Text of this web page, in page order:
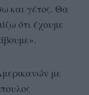
και γέτος. Θα
ότι έχουμε
με